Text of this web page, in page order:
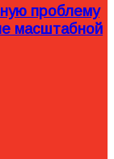
проблему
масштабной